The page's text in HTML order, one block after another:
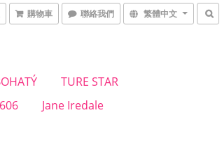
購物車 聯絡我們 繁體中文
TURE STAR
Jane Iredale